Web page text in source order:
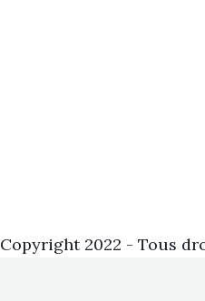
Copyright 2022 - Tous